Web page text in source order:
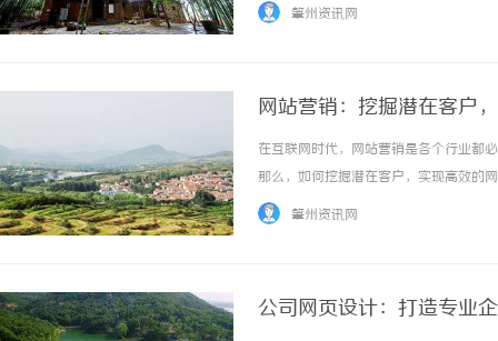
肇州资讯网
网站营销：挖掘潜在客户
在互联网时代，网站营销是各个行业都
那么，如何挖掘潜在客户，实现高效的
来一起探索吧！要想实现网站流量的增
肇州资讯网
公司网页设计：打造专业